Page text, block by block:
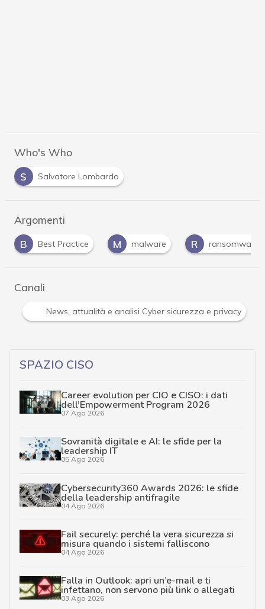
Who's Who
S
Salvatore Lombardo
Argomenti
M malware R ransomware T trojan
Canali
Attacchi hacker e Malware: le ultime news in tempo
SPAZIO CISO
Career evolution per CIO e CISO: i dati
dell’Empowerment Program 2026
07 Ago 2026
Sovranità digitale e AI: le sfide per la
leadership IT
05 Ago 2026
Cybersecurity360 Awards 2026: le sfide
della leadership antifragile
04 Ago 2026
Fail securely: perché la vera sicurezza si
misura quando i sistemi falliscono
04 Ago 2026
Falla in Outlook: apri un’e-mail e ti
infettano, non servono più link o allegati
03 Ago 2026